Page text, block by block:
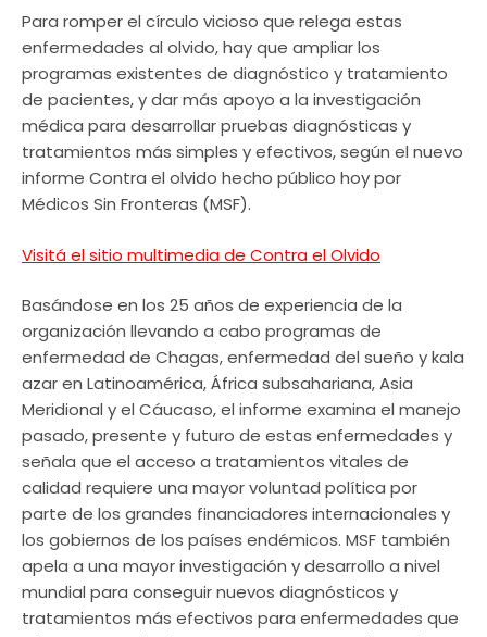
Para romper el círculo vicioso que relega estas
enfermedades al olvido, hay que ampliar los
programas existentes de diagnóstico y tratamiento
de pacientes, y dar más apoyo a la investigación
médica para desarrollar pruebas diagnósticas y
tratamientos más simples y efectivos, según el nuevo
informe Contra el olvido hecho público hoy por
Médicos Sin Fronteras (MSF).
Visitá el sitio multimedia de Contra el Olvido
Basándose en los 25 años de experiencia de la
organización llevando a cabo programas de
enfermedad de Chagas, enfermedad del sueño y kala
azar en Latinoamérica, África subsahariana, Asia
Meridional y el Cáucaso, el informe examina el manejo
pasado, presente y futuro de estas enfermedades y
señala que el acceso a tratamientos vitales de
calidad requiere una mayor voluntad política por
parte de los grandes financiadores internacionales y
los gobiernos de los países endémicos. MSF también
apela a una mayor investigación y desarrollo a nivel
mundial para conseguir nuevos diagnósticos y
tratamientos más efectivos para enfermedades que